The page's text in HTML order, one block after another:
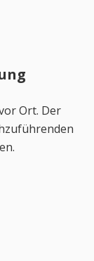
Ort. Der